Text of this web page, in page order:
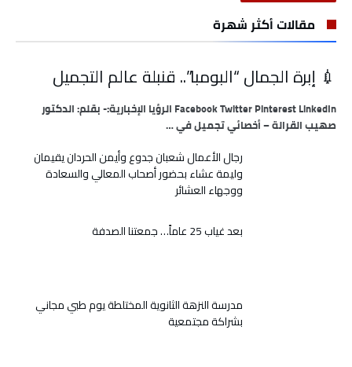
مقالات أكثر شهرة
💉 إبرة الجمال “البومبا”.. قنبلة عالم التجميل
Facebook Twitter Pinterest LinkedIn الرؤيا الإخبارية:- بقلم: الدكتور
صهيب القرالة – أخصائي تجميل في …
رجال الأعمال شعبان جدوع وأيمن الحردان يقيمان
وليمة عشاء بحضور أصحاب المعالي والسعادة
ووجهاء العشائر
بعد غياب 25 عاماً… جمعتنا الصدفة
مدرسة النزهة الثانوية المختلطة يوم طبي مجاني
بشراكة مجتمعية